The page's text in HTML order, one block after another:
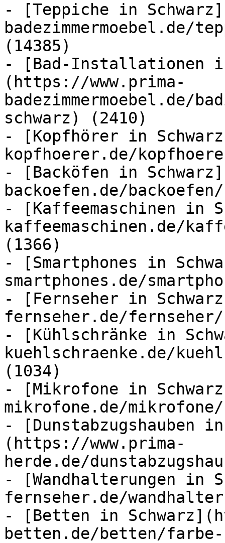
- [Teppiche in
badezimmermoebel.de/
(14385)
- [Bad-Installationen
(https://www.prima-
badezimmermoebel.de/
schwarz) (2410)
- [Kopfhörer in
kopfhoerer.de/
- [Backöfen in
backoefen.de/
- [Kaffeemaschinen in
kaffeemaschinen.de/
(1366)
- [Smartphones in
smartphones.de/
- [Fernseher in
fernseher.de/
- [Kühlschränke in
kuehlschraenke.de/
(1034)
- [Mikrofone in
mikrofone.de/
- [Dunstabzugshauben
(https://www.prima-
herde.de/
- [Wandhalterungen in
fernseher.de/
- [Betten in
betten.de/betten/